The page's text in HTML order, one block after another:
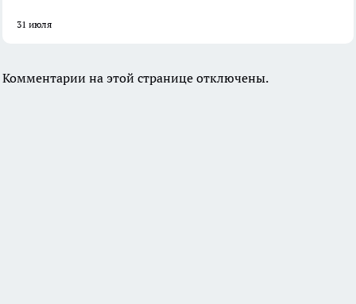
31 июля
Комментарии на этой странице отключены.